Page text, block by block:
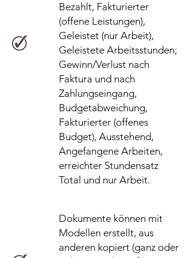
Bezahlt, Fakturierter
(offene Leistungen),
Geleistet (nur Arbeit),
Geleistete Arbeitsstunden;
Gewinn/Verlust nach
Faktura und nach
Zahlungseingang,
Budgetabweichung,
Fakturierter (offenes
Budget), Ausstehend,
Angefangene Arbeiten,
erreichter Stundensatz
Total und nur Arbeit.
Dokumente können mit
Modellen erstellt, aus
anderen kopiert (ganz oder